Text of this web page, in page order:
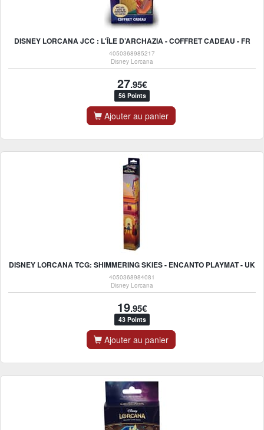
DISNEY LORCANA JCC : L'ÎLE D’ARCHAZIA - COFFRET CADEAU - FR
4050368985217
Disney Lorcana
27.95€
56 Points
Ajouter au panier
DISNEY LORCANA TCG: SHIMMERING SKIES - ENCANTO PLAYMAT - UK
4050368984081
Disney Lorcana
19.95€
43 Points
Ajouter au panier